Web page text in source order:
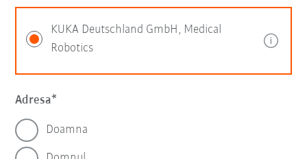
KUKA Deutschland GmbH, Medical
Robotics
Adresa
Doamna